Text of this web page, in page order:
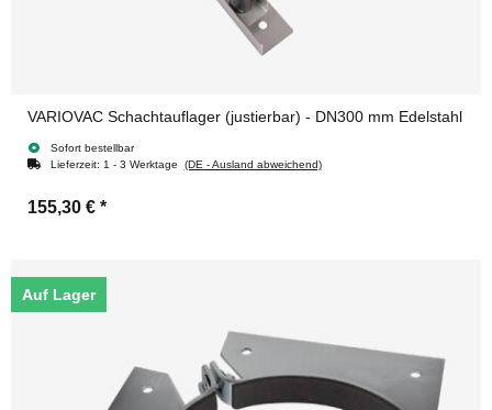
VARIOVAC Schachtauflager (justierbar) - DN300 mm Edelstahl
Sofort bestellbar
Lieferzeit: 1 - 3 Werktage (DE - Ausland abweichend)
155,30 € *
Auf Lager